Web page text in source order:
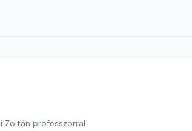
Zoltán professzorral